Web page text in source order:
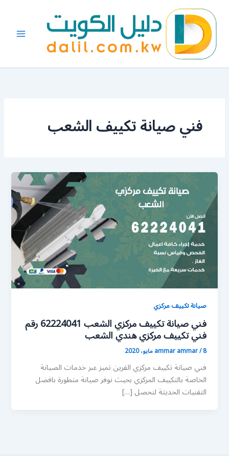
المحتوى
فني صيانة تكييف الشعب
صيانة تكييف مركزي
فني صيانة تكييف مركزي الشعب 62224041 رقم
فني تكييف مركزي هندي الشعب
ammar ammar/8 مايو، 2020
فني صيانة تكييف مركزي القرين تميز عبر خدمات الصيانة
الخاصة بالتكييف المركزي بحيث نوفر صيانة متطورة بافضل
التقنيات الحديثة لتحصل […]